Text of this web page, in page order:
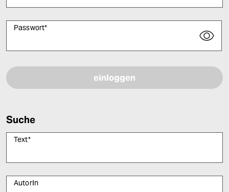
Passwort*
Suche
Text*
AutorIn